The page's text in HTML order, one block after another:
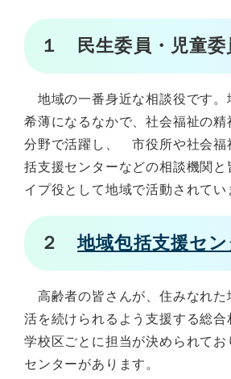
１ 民生委員・児童委
地域の一番身近な相談役です。
希薄になるなかで、社会福祉の
分野で活躍し、 市役所や社会福
括支援センターなどの相談機関
イプ役として地域で活動されてい
２地域包括支援セン
高齢者の皆さんが、住みなれた
活を続けられるよう支援する総合
学校区ごとに担当が決められて
センターがあります。